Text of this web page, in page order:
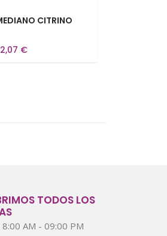
CITRINO
2,07 €
TODOS LOS
8:00 AM - 09:00 PM